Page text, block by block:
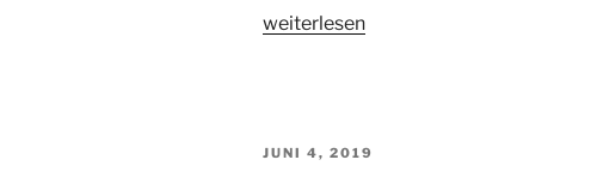
„Vorgangsarchiv
Dokumenten“
weiterlesen
VERÖFFENTLICHT
JUNI 4, 2019